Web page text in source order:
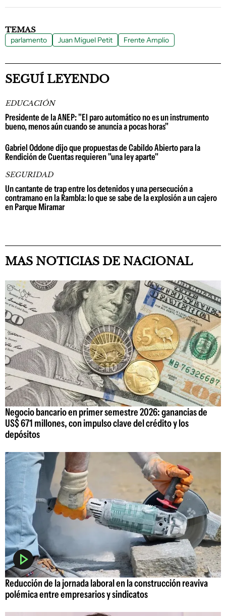
TEMAS
parlamento Juan Miguel Petit Frente Amplio
SEGUÍ LEYENDO
EDUCACIÓN
Presidente de la ANEP: "El paro automático no es un instrumento
bueno, menos aún cuando se anuncia a pocas horas"
Gabriel Oddone dijo que propuestas de Cabildo Abierto para la
Rendición de Cuentas requieren "una ley aparte"
SEGURIDAD
Un cantante de trap entre los detenidos y una persecución a
contramano en la Rambla: lo que se sabe de la explosión a un cajero
en Parque Miramar
MAS NOTICIAS DE NACIONAL
Negocio bancario en primer semestre 2026: ganancias de
US$ 671 millones, con impulso clave del crédito y los
depósitos
Reducción de la jornada laboral en la construcción reaviva
polémica entre empresarios y sindicatos